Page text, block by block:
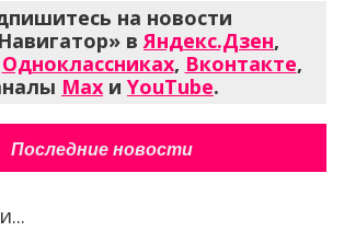
на новости
вЯндекс.Дзен,
Одноклассниках, Вконтакте,
Max и YouTube.
Последние новости